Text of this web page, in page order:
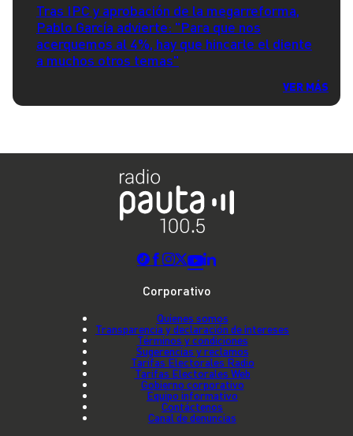
Tras IPC y aprobación de la megarreforma,
Pablo García advierte: "Para que nos
acerquemos al 4%, hay que hincarle el diente
a muchos otros temas"
VER MÁS
Corporativo
Quienes somos
Transparencia y declaración de intereses
Términos y condiciones
Sugerencias y reclamos
Tarifas Electorales Radio
Tarifas Electorales Web
Gobierno corporativo
Equipo informativo
Contáctenos
Canal de denuncias